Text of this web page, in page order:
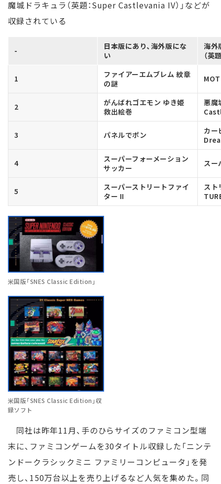
魔城ドラキュラ（英題：Super Castlevania IV）」などが
収録されている
-
日本版にあり、海外版にな
い
海外
（英
1
ファイアーエムブレム 紋章
の謎
2
がんばれゴエモン ゆき姫
救出絵巻
悪魔
3 パネルでポン
カー
4
スーパーフォーメーション
サッカー
スー
5
スーパーストリートファイ
ター II
スト
米国版「SNES Classic Edition」
米国版「SNES Classic Edition」収
録ソフト
同社は昨年11月、手のひらサイズのファミコン型端
末に、ファミコンゲームを30タイトル収録した「ニンテ
ンドークラシックミニ ファミリーコンピュータ」を発
売し、150万台以上を売り上げるなど人気を集めた。同